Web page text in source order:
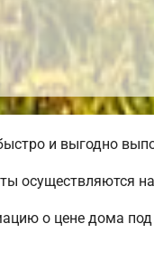
и выгодно
осуществляются
о цене дома